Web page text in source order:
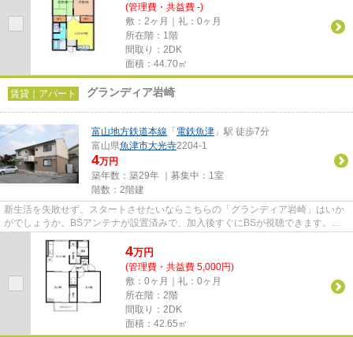
(管理費・共益費 -)
敷：2ヶ月｜礼：0ヶ月
所在階：1階
間取り：2DK
面積：44.70㎡
賃貸｜アパート グランディア岩崎
富山地方鉄道本線 「 電鉄魚津 」駅 徒歩7分
富山県魚津市大光寺2204-1
4万円
築年数：築29年 ｜募集中： 1室
階数：2階建
新生活を失敗せず、スタートさせたいならこちらの「グランディア岩崎」はいか
がでしょうか。BSアンテナが設置済みで、加入後すぐにBSが視聴できます。専
4万円
(管理費・共益費 5,000円)
敷：0ヶ月｜礼：0ヶ月
所在階：2階
間取り：2DK
面積：42.65㎡